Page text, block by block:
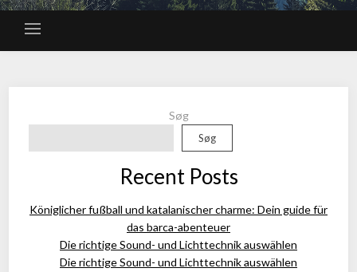
Søg
Søg
Recent Posts
Königlicher fußball und katalanischer charme: Dein guide für
das barca-abenteuer
Die richtige Sound- und Lichttechnik auswählen
Die richtige Sound- und Lichttechnik auswählen